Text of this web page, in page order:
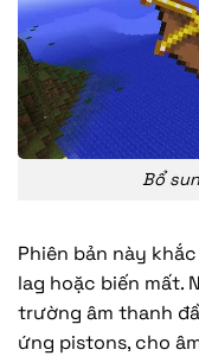
Bổ
Phiên bản này
lag hoặc biến mất.
trường âm thanh
ứng pistons, cho